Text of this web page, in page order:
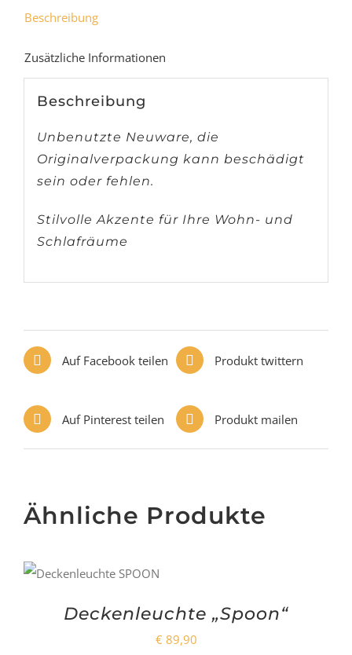
Beschreibung
Zusätzliche Informationen
Beschreibung
Unbenutzte Neuware, die
Originalverpackung kann beschädigt
sein oder fehlen.
Stilvolle Akzente für Ihre Wohn- und
Schlafräume
Auf Facebook teilen Produkt twittern
Auf Pinterest teilen Produkt mailen
Ähnliche Produkte
Deckenleuchte „Spoon“
€ 89,90